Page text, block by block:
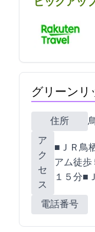
ピックアッ
グリーン
住所
ア
ク
セ
ス
■ＪＲ鳥
アム徒歩
１５分■
電話番号